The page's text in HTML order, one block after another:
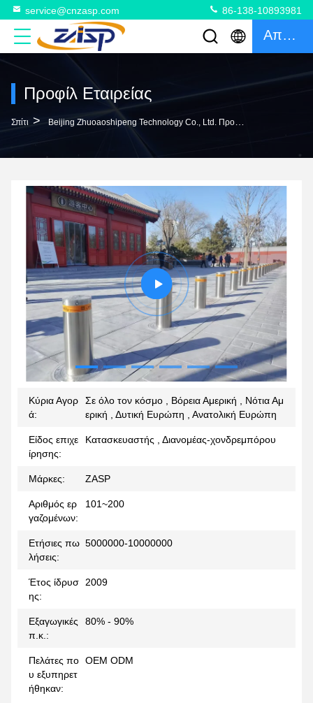
service@cnzasp.com 86-138-10893981
Απόσπασμα
Προφίλ Εταιρείας
Σπίτι > Beijing Zhuoaoshipeng Technology Co., Ltd. Προφίλ Εταιρείας
Κύρια Αγορ
ά:
Σε όλο τον κόσμο , Βόρεια Αμερική , Νότια Αμ
ερική , Δυτική Ευρώπη , Ανατολική Ευρώπη
Είδος επιχε
ίρησης:
Κατασκευαστής , Διανομέας-χονδρεμπόρου
Μάρκες: ZASP
Αριθμός ερ
γαζομένων:
101~200
Ετήσιες πω
λήσεις:
5000000-10000000
Έτος ίδρυσ
ης:
2009
Εξαγωγικές
π.κ.:
80% - 90%
Πελάτες πο
υ εξυπηρετ
ήθηκαν:
OEM ODM